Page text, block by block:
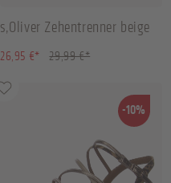
s,Oliver Zehentrenner beige
26,95 €* 29,99 €*
-10%